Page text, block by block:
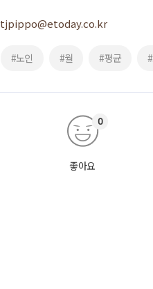
tjpippo@etoday.co.kr
#노인 #월 #평균
좋아요
0